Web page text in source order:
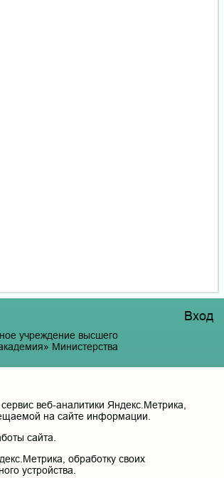
учреждение высшего
Министерства
Вход
веб-аналитики Яндекс.Метрика,
на сайте информации.
сайта.
обработку своих
устройства.